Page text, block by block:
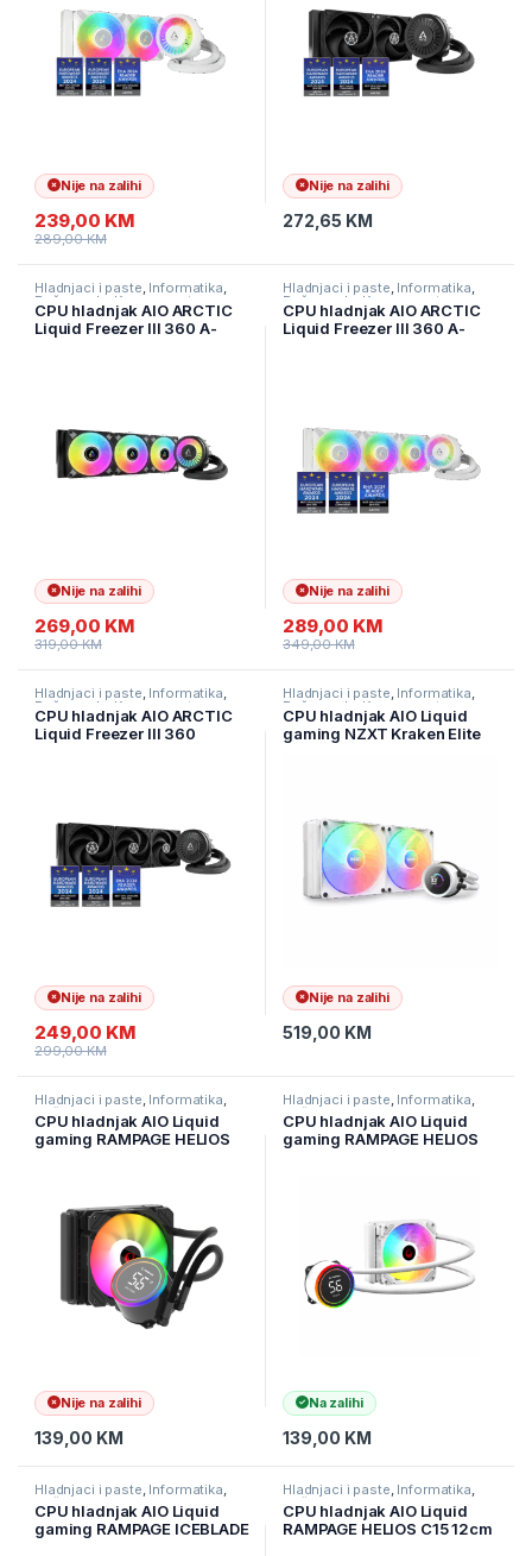
Nije na zalihi
239,00 KM
289,00KM
Nije na zalihi
272,65 KM
Hladnjaci i paste, Informatika,
Računarske Komponente
CPU hladnjak AIO ARCTIC
Liquid Freezer III 360 A-
Nije na zalihi
269,00 KM
319,00KM
Hladnjaci i paste, Informatika,
Računarske Komponente
CPU hladnjak AIO ARCTIC
Liquid Freezer III 360 A-
Nije na zalihi
289,00 KM
349,00KM
Hladnjaci i paste, Informatika,
Računarske Komponente
CPU hladnjak AIO ARCTIC
Liquid Freezer III 360
Nije na zalihi
249,00 KM
299,00KM
Hladnjaci i paste, Informatika,
Računarske Komponente
CPU hladnjak AIO Liquid
gaming NZXT Kraken Elite
Nije na zalihi
519,00 KM
Hladnjaci i paste Informatika
Računarske Komponente
CPU hladnjak AIO Liquid
gaming RAMPAGE HELIOS
Nije na zalihi
139,00 KM
Hladnjaci i paste Informatika
Računarske Komponente
CPU hladnjak AIO Liquid
gaming RAMPAGE HELIOS
Na zalihi
139,00 KM
Hladnjaci i paste Informatika
Računarske Komponente
CPU hladnjak AIO Liquid
gaming RAMPAGE ICEBLADE
Hladnjaci i paste Informatika
Računarske Komponente
CPU hladnjak AIO Liquid
RAMPAGE HELIOS C15 12cm